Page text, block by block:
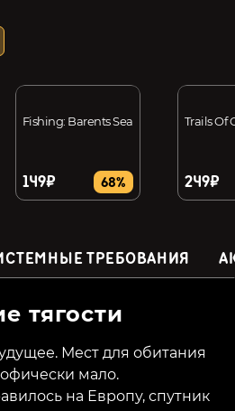
Fishing: Barents Sea
149₽ 68%
Trails Of
249₽
ТРЕБОВАНИЯ
тягости
Мест для обитания
мало.
на Европу, спутник